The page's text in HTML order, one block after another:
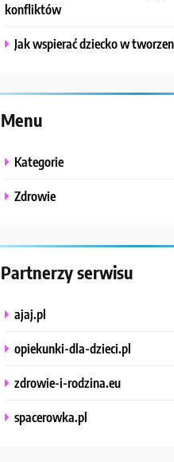
konfliktów
Jak wspierać dziecko w
Menu
Kategorie
Zdrowie
Partnerzy serwisu
ajaj.pl
opiekunki-dla-dzieci.pl
zdrowie-i-rodzina.eu
spacerowka.pl